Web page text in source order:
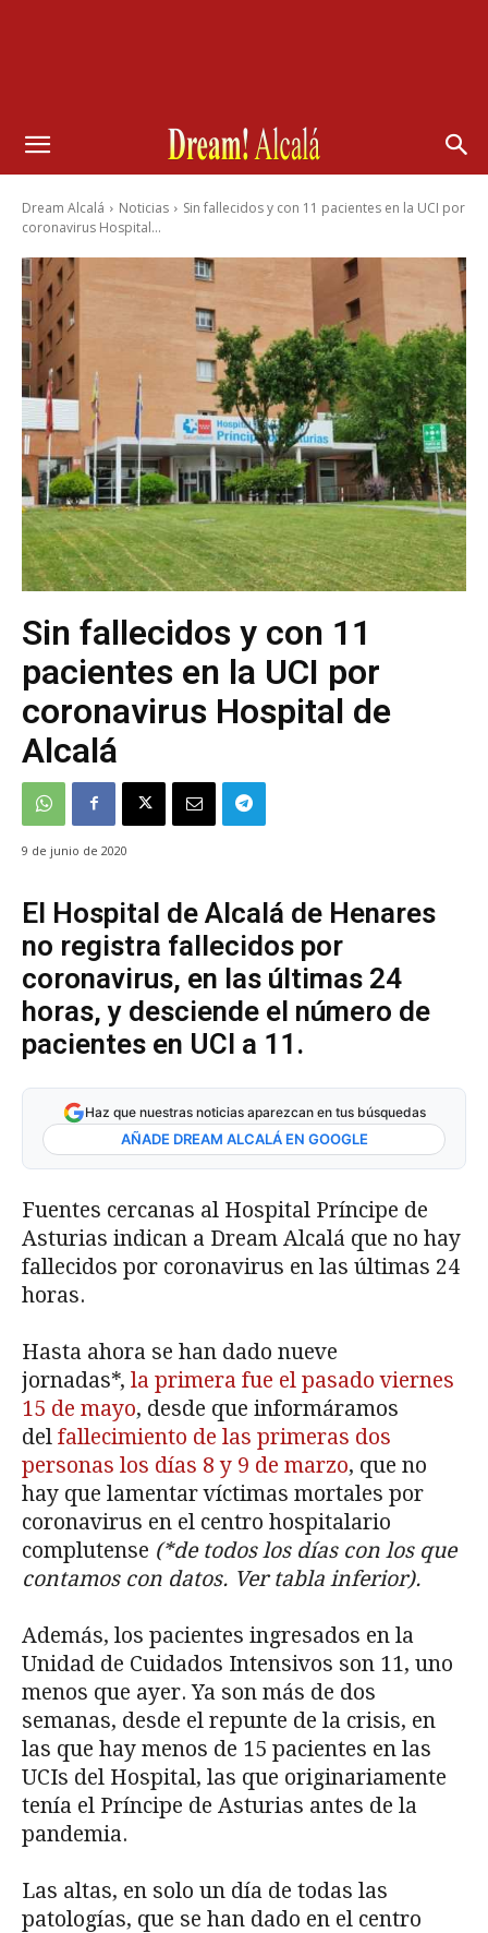
Dream Alcalá Noticias
Sin fallecidos y con 11 pacientes en la UCI por
coronavirus Hospital...
Sin fallecidos y con 11
pacientes en la UCI por
coronavirus Hospital de
Alcalá
9 de junio de 2020
El Hospital de Alcalá de Henares
no registra fallecidos por
coronavirus, en las últimas 24
horas, y desciende el número de
pacientes en UCI a 11.
Haz que nuestras noticias aparezcan en tus búsquedas
AÑADE DREAM ALCALÁ EN GOOGLE
Fuentes cercanas al Hospital Príncipe de
Asturias indican a Dream Alcalá que no hay
fallecidos por coronavirus en las últimas 24
horas.
Hasta ahora se han dado nueve
jornadas*, la primera fue el pasado viernes
15 de mayo, desde que informáramos
del fallecimiento de las primeras dos
personas los días 8 y 9 de marzo, que no
hay que lamentar víctimas mortales por
coronavirus en el centro hospitalario
complutense (*de todos los días con los que
contamos con datos. Ver tabla inferior).
Además, los pacientes ingresados en la
Unidad de Cuidados Intensivos son 11, uno
menos que ayer. Ya son más de dos
semanas, desde el repunte de la crisis, en
las que hay menos de 15 pacientes en las
UCIs del Hospital, las que originariamente
tenía el Príncipe de Asturias antes de la
pandemia.
Las altas, en solo un día de todas las
patologías, que se han dado en el centro